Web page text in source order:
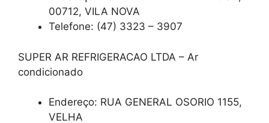
00712, VILA NOVA
Telefone: (47) 3323 – 3907
SUPER AR REFRIGERACAO LTDA – Ar
condicionado
Endereço: RUA GENERAL OSORIO 1155,
VELHA